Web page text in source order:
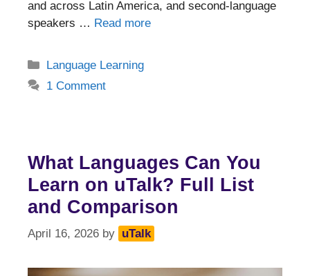
and across Latin America, and second-language
speakers … Read more
Categories
Language Learning
1 Comment
What Languages Can You
Learn on uTalk? Full List
and Comparison
April 16, 2026 by uTalk